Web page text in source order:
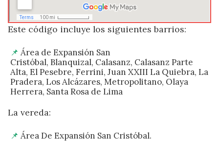
Este código incluye los siguientes barrios:
Área de Expansión San
Cristóbal, Blanquizal, Calasanz, Calasanz Parte
Alta, El Pesebre, Ferrini, Juan XXIII La Quiebra, La
Pradera, Los Alcázares, Metropolitano, Olaya
Herrera, Santa Rosa de Lima
La vereda:
Área De Expansión San Cristóbal.